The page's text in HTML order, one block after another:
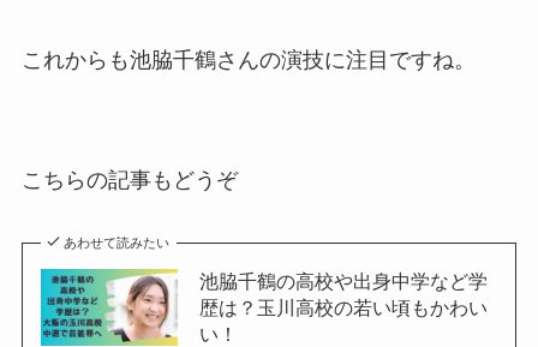
これからも池脇千鶴さんの演技に注目ですね。
こちらの記事もどうぞ
あわせて読みたい
池脇千鶴の高校や出身中学など学
歴は？玉川高校の若い頃もかわい
い！